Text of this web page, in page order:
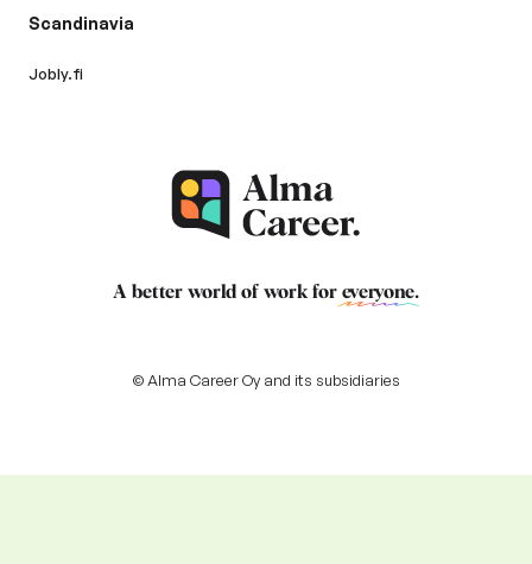
Scandinavia
Jobly.fi
A better world of work for everyone.
© Alma Career Oy and its subsidiaries